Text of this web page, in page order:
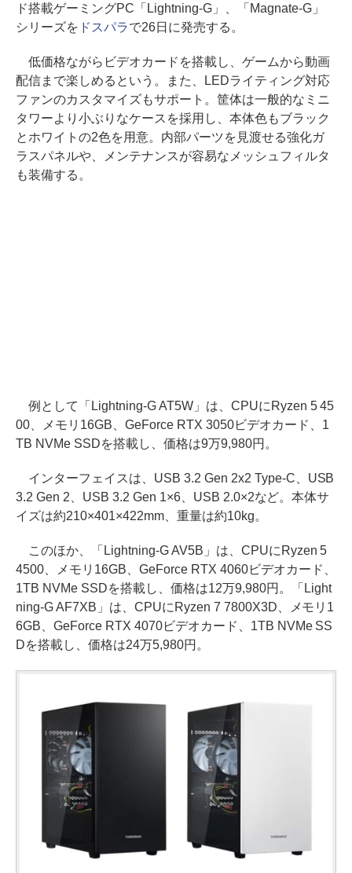
ド搭載ゲーミングPC「Lightning-G」、「Magnate-G」
シリーズを ドスパラで26日に発売する。
低価格ながらビデオカードを搭載し、ゲームから動画
配信まで楽しめるという。また、LEDライティング対応
ファンのカスタマイズもサポート。筐体は一般的なミニ
タワーより小ぶりなケースを採用し、本体色もブラック
とホワイトの2色を用意。内部パーツを見渡せる強化ガ
ラスパネルや、メンテナンスが容易なメッシュフィルタ
も装備する。
例として「Lightning-G AT5W」は、CPUにRyzen 5 45
00、メモリ16GB、GeForce RTX 3050ビデオカード、1
TB NVMe SSDを搭載し、価格は9万9,980円。
インターフェイスは、USB 3.2 Gen 2x2 Type-C、USB
3.2 Gen 2、USB 3.2 Gen 1×6、USB 2.0×2など。本体サ
イズは約210×401×422mm、重量は約10kg。
このほか、「Lightning-G AV5B」は、CPUにRyzen 5
4500、メモリ16GB、GeForce RTX 4060ビデオカード、
1TB NVMe SSDを搭載し、価格は12万9,980円。「Light
ning-G AF7XB」は、CPUにRyzen 7 7800X3D、メモリ1
6GB、GeForce RTX 4070ビデオカード、1TB NVMe SS
Dを搭載し、価格は24万5,980円。